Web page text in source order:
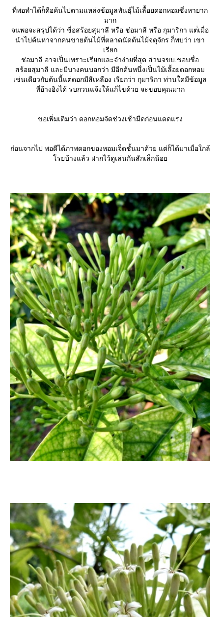
ที่พอทำได้ก็คือค้นไปตามแหล่งข้อมูลพันธุ์ไม้เลื้อยดอกหอมซึ่งหายาก
มาก
จนพอจะสรุปได้ว่า ชื่อสร้อยสุมาลี หรือ ช่อมาลี หรือ กุมาริกา แต่่เมื่อ
นำไปค้นหาจากคนขายต้นไม้ที่ตลาดนัดต้นไม้จตุจักร ก็พบว่า เขา
เรียก
ช่อมาลี อาจเป็นเพราะเรียกและจำง่ายที่สุด ส่วนจขบ.ชอบชื่อ
สร้อยสุมาลี และมีบางคนบอกว่า มีอีกต้นหนึ่งเป็นไม้เลื้อยดอกหอม
เช่นเดียวกับต้นนี้แต่ดอกมีสีเหลือง เรียกว่า กุมาริกา ท่านใดมีข้อมูล
ที่อ้างอิงได้ รบกวนแจ้งให้แก้ไขด้วย จะขอบคุณมาก
ขอเพิ่มเติมว่า ดอกหอมจัดช่วงเช้ามืดก่อนแดดแรง
ก่อนจากไป พอดีได้ภาพดอกของหอมเจ็ดชั้นมาด้วย แต่ก็ได้มาเมื่อใกล้
รยบ้างแล้ว ฝากไว้ดูเล่นกันสักเล็กน้อ